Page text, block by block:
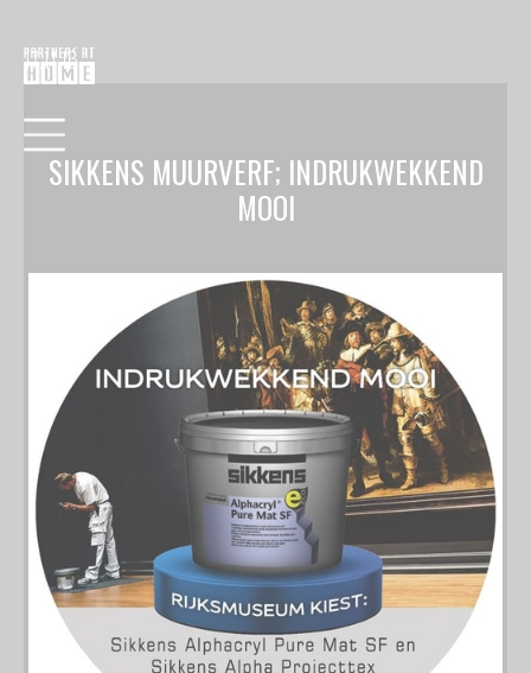
COLLECTIE
VERF
BEHANG
RAAMDECORATIE
VLOEREN
GLAS
BUITENZONWERING
MEUBELS
& ACCESSOIRES
17.11.16
SIKKENS MUURVERF; INDRUKWEKKEND
MOOI